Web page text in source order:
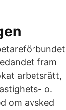
fram
arbetsrätt,
o.
om avsked